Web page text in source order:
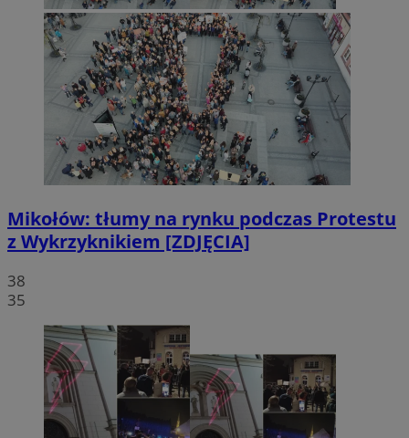
Mikołów: tłumy na rynku podczas Protestu
z Wykrzyknikiem [ZDJĘCIA]
38
35